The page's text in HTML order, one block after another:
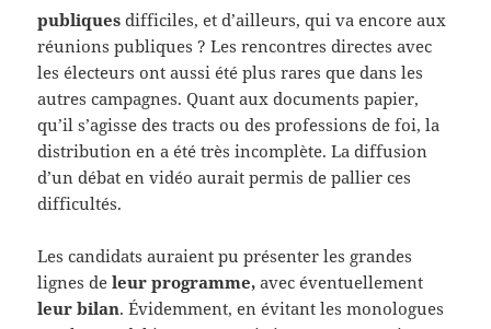
publiquesdifficiles, et d’ailleurs, qui va encore aux
réunions publiques ? Les rencontres directes avec
les électeurs ont aussi été plus rares que dans les
autres campagnes. Quant aux documents papier,
qu’il s’agisse des tracts ou des professions de foi, la
distribution en a été très incomplète. La diffusion
d’un débat en vidéo aurait permis de pallier ces
difficultés.
Les candidats auraient pu présenter les grandes
lignes deleur programme, avec éventuellement
leur bilan. Évidemment, en évitant les monologues